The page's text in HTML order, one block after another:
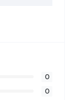
0
0